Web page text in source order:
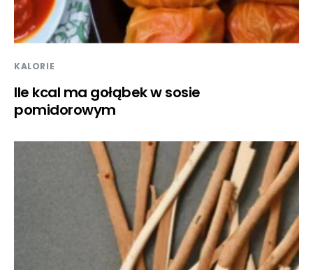
KALORIE
Ile kcal ma gołąbek w sosie
pomidorowym